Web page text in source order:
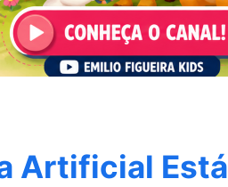
Artificial Está